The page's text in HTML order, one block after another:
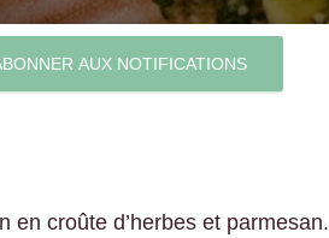
AUX NOTIFICATIONS
en croûte d’herbes et parmesan.